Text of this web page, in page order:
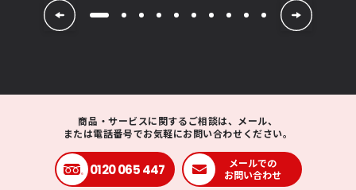
商品・サービスに関するご相談は、メール、
または電話番号でお気軽にお問い合わせください。
0120 065 447
メールでの
お問い合わせ